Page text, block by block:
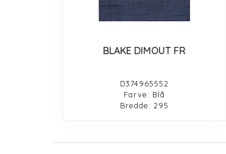
BLAKE DIMOUT FR
D374965552
Farve: Blå
Bredde: 295